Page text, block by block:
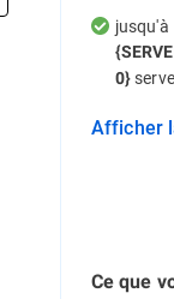
jusqu'à
0}
Ce que